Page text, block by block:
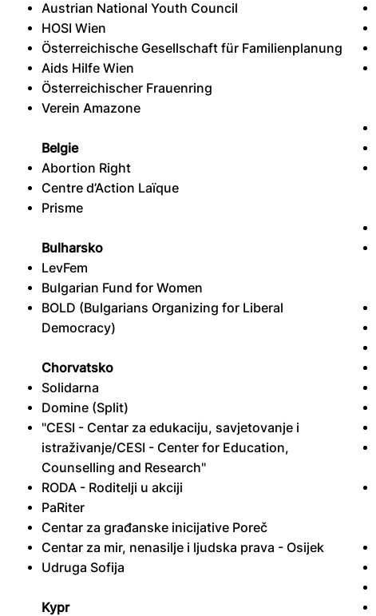
Austrian National Youth Council
HOSI Wien
Österreichische Gesellschaft für Familienplanung
Aids Hilfe Wien
Österreichischer Frauenring
Verein Amazone
Belgie
Abortion Right
Centre d’Action Laïque
Prisme
Bulharsko
LevFem
Bulgarian Fund for Women
BOLD (Bulgarians Organizing for Liberal
Democracy)
Chorvatsko
Solidarna
Domine (Split)
"CESI - Centar za edukaciju, savjetovanje i
istraživanje/CESI - Center for Education,
Counselling and Research"
RODA - Roditelji u akciji
PaRiter
Centar za građanske inicijative Poreč
Centar za mir, nenasilje i ljudska prava - Osijek
Udruga Sofija
Kypr